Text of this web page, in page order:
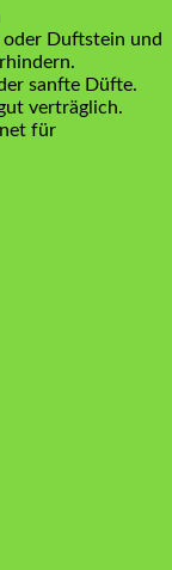
Duftstein und
sanfte Düfte.
verträglich.
für